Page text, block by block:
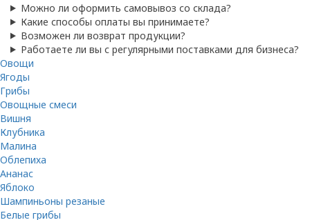
Можно ли оформить самовывоз со склада?
Какие способы оплаты вы принимаете?
Возможен ли возврат продукции?
Работаете ли вы с регулярными поставками для бизнеса?
Овощи
Ягоды
Грибы
Овощные смеси
Вишня
Клубника
Малина
Облепиха
Ананас
Яблоко
Шампиньоны резаные
Белые грибы